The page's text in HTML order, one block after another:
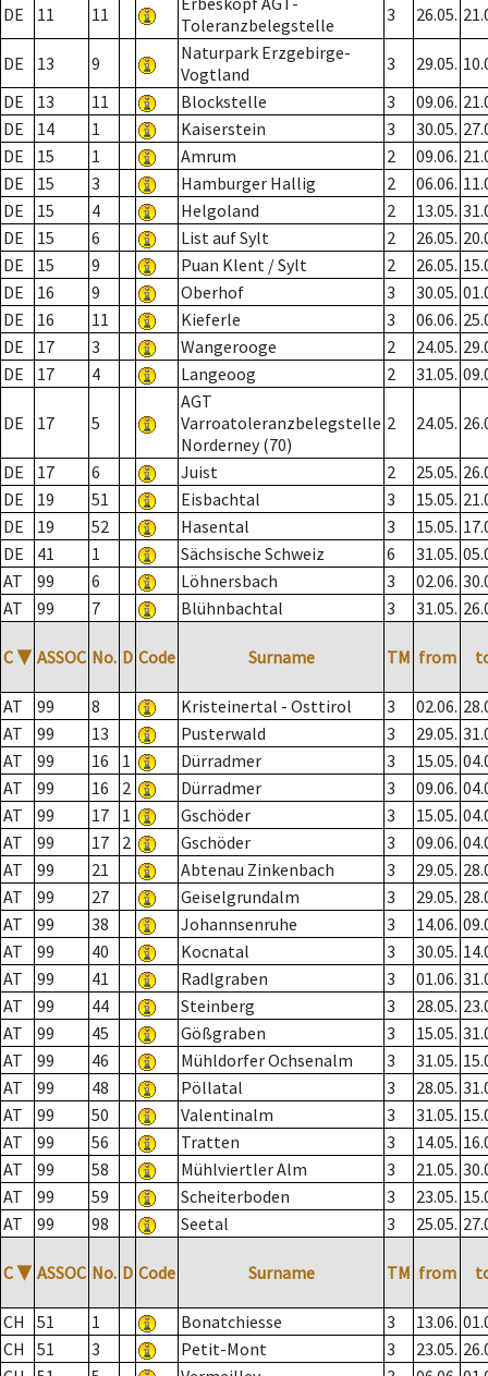
DE 11 11
Toleranzbelegstelle
3 26.05.
DE 13 9
Naturpark Erzgebirge-
Vogtland
3 29.05.
DE
13 11 Blockstelle 3 09.06.
DE
14 1 Kaiserstein 3 30.05.
DE
15 1 Amrum 2 09.06.
DE
15 3 Hamburger Hallig 2 06.06.
DE
15 4 Helgoland 2 13.05.
DE
15 6 List auf Sylt 2 26.05.
DE
15 9 Puan Klent / Sylt 2 26.05.
DE
16 9 Oberhof 3 30.05.
DE
16 11 Kieferle 3 06.06.
DE
17 3 Wangerooge 2 24.05.
DE
17 4 Langeoog 2 31.05.
DE 17 5
AGT
Varroatoleranzbelegstelle
Norderney (70)
2 24.05.
DE 17 6 Juist 2 25.05.
DE
19 51 Eisbachtal 3 15.05.
DE
19 52 Hasental 3 15.05.
DE
41 1 Sächsische Schweiz 6 31.05.
AT
99 6 Löhnersbach 3 02.06.
AT
99 7 Blühnbachtal 3 31.05.
C ▼ ASSOC No. D Code Surname TM from
AT 99 8 Kristeinertal - Osttirol 3 02.06.
AT
99 13 Pusterwald 3 29.05.
AT
99 16 1 Dürradmer 3 15.05.
AT
99 16 2 Dürradmer 3 09.06.
AT
99 17 1 Gschöder 3 15.05.
AT
99 17 2 Gschöder 3 09.06.
AT
99 21 Abtenau Zinkenbach 3 29.05.
AT
99 27 Geiselgrundalm 3 29.05.
AT
99 38 Johannsenruhe 3 14.06.
AT
99 40 Kocnatal 3 30.05.
AT
99 41 Radlgraben 3 01.06.
AT
99 44 Steinberg 3 28.05.
AT
99 45 Gößgraben 3 15.05.
AT
99 46 Mühldorfer Ochsenalm 3 31.05.
AT
99 48 Pöllatal 3 28.05.
AT
99 50 Valentinalm 3 31.05.
AT
99 56 Tratten 3 14.05.
AT
99 58 Mühlviertler Alm 3 21.05.
AT
99 59 Scheiterboden 3 23.05.
AT
99 98 Seetal 3 25.05.
C ▼ ASSOC No. D Code Surname TM from
CH 51 1 Bonatchiesse 3 13.06.
CH
51 3 Petit-Mont 3 23.05.